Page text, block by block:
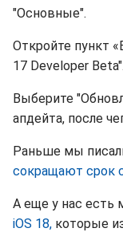
"Основные".
Откройте пункт
17 Developer Beta".
Выберите
апдейта, после
Раньше мы
сокращают срок
А еще у нас есть
iOS 18, которые